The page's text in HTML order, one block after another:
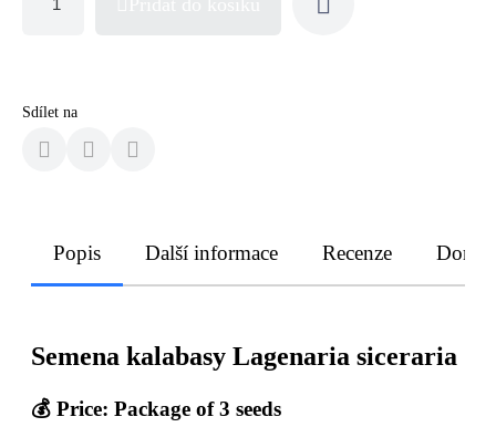
Sdílet na
Popis Další informace Recenze
Semena kalabasy Lagenaria siceraria
💰 Price: Package of 3 seeds